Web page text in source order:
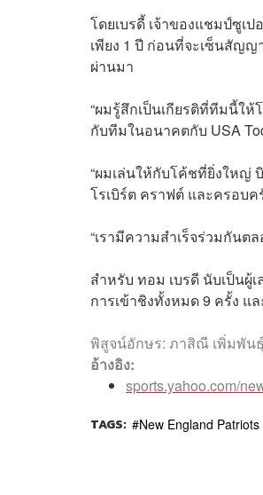
โดยเบรดี้ เจ้าของแชมป์ซูเ
เพียง 1 ปี ก่อนที่จะเซ็นสัญญ
ผ่านมา
“ผมรู้สึกเป็นเกียรติที่ทีมนี้ใ
กับทีมในอนาคตกับ USA
“ผมเล่นให้กับโค้ชที่ยิ่งใหญ่
โรเบิร์ต คราฟต์ และครอบค
“เรามีความสำเร็จร่วมกันต
สำหรับ ทอม เบรดี นับเป็นผู้
การเข้าชิงทั้งหมด 9 ครั้ง
พิสูจน์อักษร: ภาสิณี เพิ่มพัน
อ้างอิง:
sports.yahoo.com/
TAGS: New England Patriots